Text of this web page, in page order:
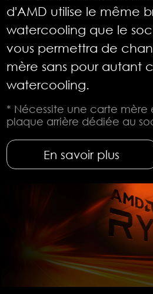
d'AMD utilise le même
watercooling que le
vous permettra de
mère sans pour autant
watercooling.
* Nécessite une carte
plaque arrière dédiée au
En savoir plus